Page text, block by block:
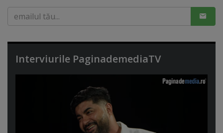
Interviurile PaginademediaTV